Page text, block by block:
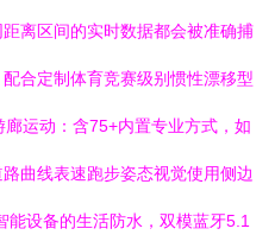
离区间的实时数据都会被准确捕
合定制体育竞赛级别惯性漂移型
运动：含75+内置专业方式，如
曲线表速跑步姿态视觉使用侧边
设备的生活防水，双模蓝牙5.1